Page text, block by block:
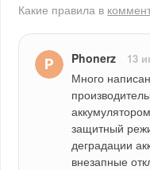
Какие правила в
Phonerz 13
Много
защитный
деградации
внезапные